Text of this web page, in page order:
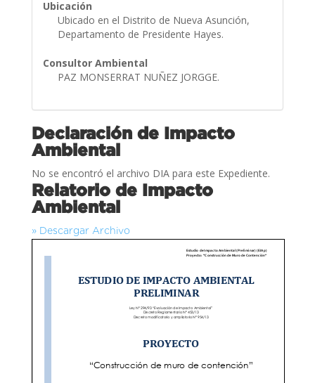
Ubicación
Ubicado en el Distrito de Nueva Asunción,
Departamento de Presidente Hayes.
Consultor Ambiental
PAZ MONSERRAT NUÑEZ JORGGE.
Declaración de Impacto
Ambiental
No se encontró el archivo DIA para este Expediente.
Relatorio de Impacto
Ambiental
» Descargar Archivo